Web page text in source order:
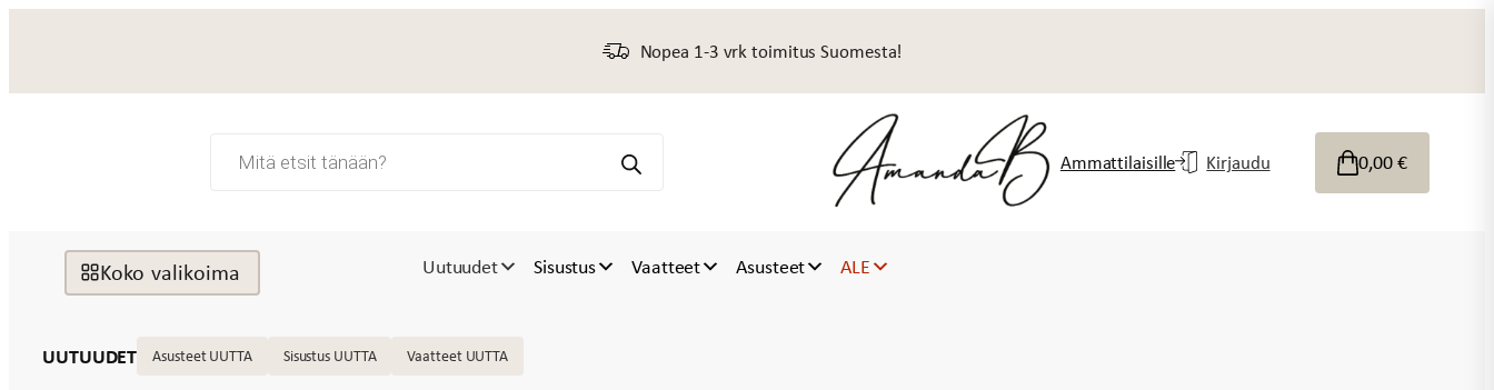
Nopea 1-3 vrk toimitus Suomesta!
search Ammattilaisille Kirjaudu 0,00€
Koko valikoima Uutuudet Sisustus Vaatteet Asusteet ALE
UUTUUDET Asusteet UUTTA Sisustus UUTTA Vaatteet UUTTA